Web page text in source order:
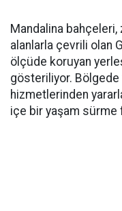
Mandalina
alanlarla çevrili olan
ölçüde koruyan
gösteriliyor. Bölgede
hizmetlerinden
içe bir yaşam sürme